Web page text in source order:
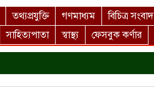
তথ্যপ্রযুক্তি গণমাধ্যম বিচিত্র সংবাদ
সাহিত্যপাতা স্বাস্থ্য ফেসবুক কর্ণার